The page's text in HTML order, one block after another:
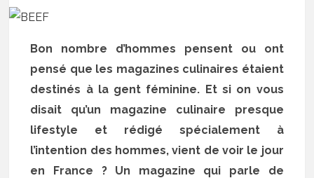
Bon nombre d’hommes pensent ou ont
pensé que les magazines culinaires étaient
destinés à la gent féminine. Et si on vous
disait qu’un magazine culinaire presque
lifestyle et rédigé spécialement à
l’intention des hommes, vient de voir le jour
en France ? Un magazine qui parle de